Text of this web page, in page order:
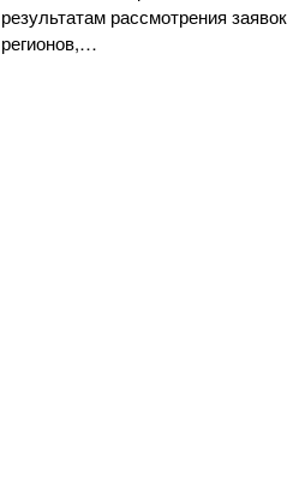
результатам рассмотрения заявок
регионов,…